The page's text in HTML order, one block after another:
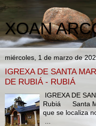
XOAN
miércoles, 1 de marzo de
IGREXA DE SANTA
DE RUBIÁ - RUBIÁ
IGREXA DE
Rubiá Santa
que se localiza
...